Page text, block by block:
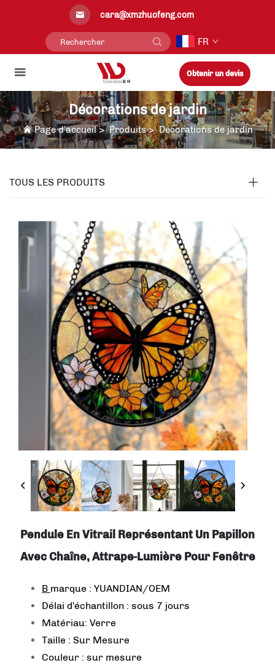
cara@xmzhuofeng.com
FR
Obtenir un devis
Décorations de jardin
Page d’accueil>Produits>Décorations de jardin
TOUS LES PRODUITS
Pendule En Vitrail Représentant Un Papillon
Avec Chaîne, Attrape-Lumière Pour Fenêtre
B marque : YUANDIAN/OEM
Délai d'échantillon : sous 7 jours
Matériau: Verre
Taille : Sur Mesure
Couleur : sur mesure